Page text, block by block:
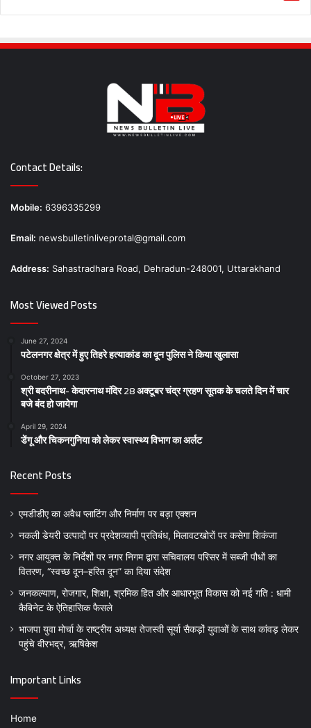
Contact Details:
Mobile: 6396335299
Email: newsbulletinliveprotal@gmail.com
Address: Sahastradhara Road, Dehradun-248001, Uttarakhand
Most Viewed Posts
June 27, 2024
पटेलनगर क्षेत्र में हुए तिहरे हत्याकांड का दून पुलिस ने किया खुलासा
October 27, 2023
श्री बदरीनाथ- केदारनाथ मंदिर 28 अक्टूबर चंद्र ग्रहण सूतक के चलते दिन में चार
बजे बंद हो जायेगा
April 29, 2024
डेंगू और चिकनगुनिया को लेकर स्वास्थ्य विभाग का अर्लट
Recent Posts
एमडीडीए का अवैध प्लाटिंग और निर्माण पर बड़ा एक्शन
नकली डेयरी उत्पादों पर प्रदेशव्यापी प्रतिबंध, मिलावटखोरों पर कसेगा शिकंजा
नगर आयुक्त के निर्देशों पर नगर निगम द्वारा सचिवालय परिसर में सब्जी पौधों का
वितरण, “स्वच्छ दून–हरित दून” का दिया संदेश
जनकल्याण, रोजगार, शिक्षा, श्रमिक हित और आधारभूत विकास को नई गति : धामी
कैबिनेट के ऐतिहासिक फैसले
भाजपा युवा मोर्चा के राष्ट्रीय अध्यक्ष तेजस्वी सूर्या सैकड़ों युवाओं के साथ कांवड़ लेकर
पहुंचे वीरभद्र, ऋषिकेश
Important Links
Home